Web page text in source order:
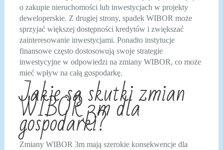
o zakupie nieruchomości lub inwestycjach w projekty
deweloperskie. Z drugiej strony, spadek WIBOR może
sprzyjać większej dostępności kredytów i zwiększać
zainteresowanie inwestycjami. Ponadto instytucje
finansowe często dostosowują swoje strategie
inwestycyjne w odpowiedzi na zmiany WIBOR, co może
mieć wpływ na całą gospodarkę.
Jakie są skutki zmian
WIBOR 3m dla
gospodarki?
Zmiany WIBOR 3m mają szerokie konsekwencje dla